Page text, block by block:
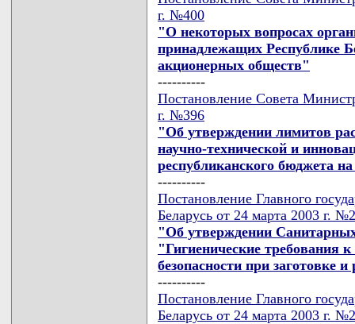
г. №400
"О некоторых вопросах
принадлежащих Республике
акционерных обществ"
----------
Постановление Совета
г. №396
"Об утверждении лимитов
научно-технической и
республиканского бюджета
----------
Постановление Главного
Беларусь от 24 марта 2003 г.
"Об утверждении
"Гигиенические требования
безопасности при заготовке
----------
Постановление Главного
Беларусь от 24 марта 2003 г.